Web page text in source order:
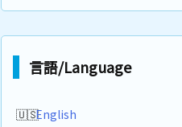
言語/Language
English